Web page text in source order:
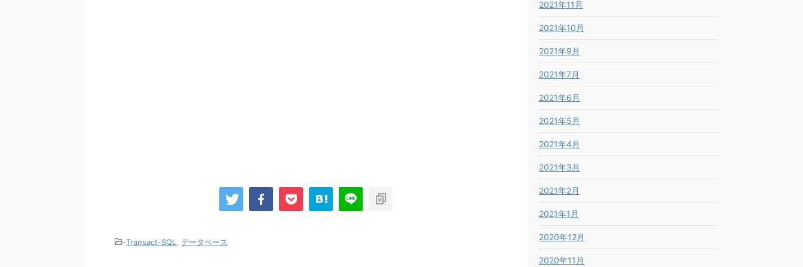
-Transact-SQL データベース
2021年11月
2021年10月
2021年9月
2021年7月
2021年6月
2021年5月
2021年4月
2021年3月
2021年2月
2021年1月
2020年12月
2020年11月